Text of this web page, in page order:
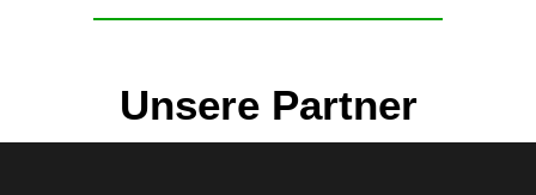
Unsere Partner